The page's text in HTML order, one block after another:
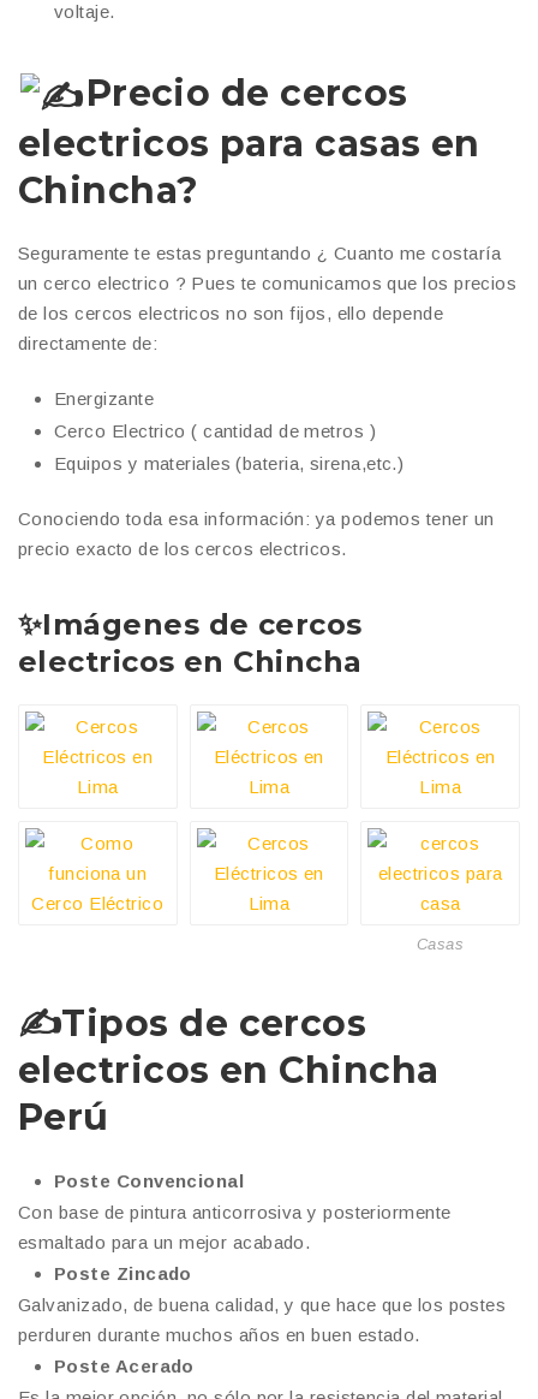
voltaje.
Precio de cercos
electricos para casas en
Chincha?
Seguramente te estas preguntando ¿ Cuanto me costaría
un cerco electrico ? Pues te comunicamos que los precios
de los cercos electricos no son fijos, ello depende
directamente de:
Energizante
Cerco Electrico ( cantidad de metros )
Equipos y materiales (bateria, sirena,etc.)
Conociendo toda esa información: ya podemos tener un
precio exacto de los cercos electricos.
✨Imágenes de cercos
electricos en Chincha
Casas
✍Tipos de cercos
electricos en Chincha
Perú
Poste Convencional
Con base de pintura anticorrosiva y posteriormente
esmaltado para un mejor acabado.
Poste Zincado
Galvanizado, de buena calidad, y que hace que los postes
perduren durante muchos años en buen estado.
Poste Acerado